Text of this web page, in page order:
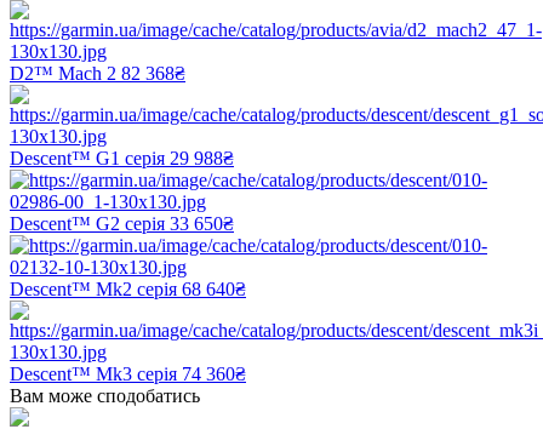
D2™ Mach 2 82 368₴
Descent™ G1 серія 29 988₴
Descent™ G2 серія 33 650₴
Descent™ Mk2 серія 68 640₴
Descent™ Mk3 серія 74 360₴
Вам може сподобатись